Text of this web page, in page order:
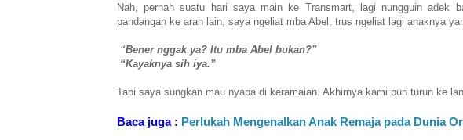
Nah, pernah suatu hari saya main ke Transmart, lagi nungguin adek
pandangan ke arah lain, saya ngeliat mba Abel, trus ngeliat lagi anaknya
“Bener nggak ya? Itu mba Abel bukan?”
“Kayaknya sih iya.”
Tapi saya sungkan mau nyapa di keramaian. Akhirnya kami pun turun ke
Baca juga : Perlukah Mengenalkan Anak Remaja pada Dunia